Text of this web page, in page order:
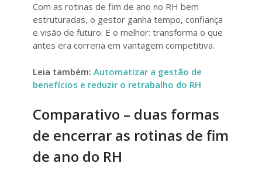
Com as rotinas de fim de ano no RH bem
estruturadas, o gestor ganha tempo, confiança
e visão de futuro. E o melhor: transforma o que
antes era correria em vantagem competitiva.
Leia também: Automatizar a gestão de
benefícios e reduzir o retrabalho do RH
Comparativo – duas formas
de encerrar as rotinas de fim
de ano do RH